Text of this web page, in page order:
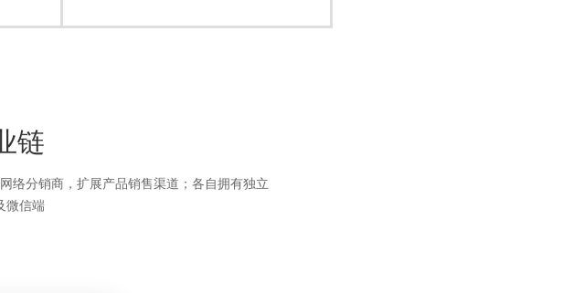
链
络分销商，扩展产品销售渠道；各自拥有独立
微信端